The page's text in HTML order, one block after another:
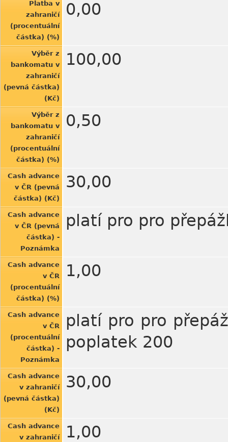
Platba v
zahraničí
(procentuální
částka) (%)
0,00
Výběr z
bankomatu v
zahraničí
(pevná částka)
(Kč)
100,00
Výběr z
bankomatu v
zahraničí
(procentuální
částka) (%)
0,50
Cash advance
v ČR (pevná
částka) (Kč)
30,00
Cash advance
v ČR (pevná
částka) -
Poznámka
platí pro pro
Cash advance
v ČR
(procentuální
částka) (%)
1,00
Cash advance
v ČR
(procentuální
částka) -
Poznámka
platí pro pro
poplatek 200
Cash advance
v zahraničí
(pevná částka)
(Kč)
30,00
Cash advance
v zahraničí
1,00